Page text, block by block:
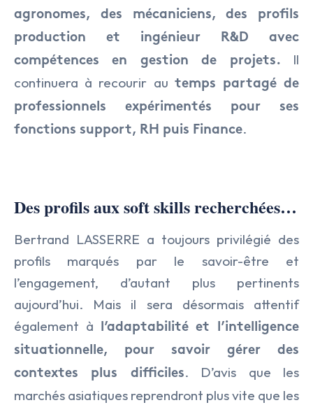
agronomes, des mécaniciens, des profils
production et ingénieur R&D avec
compétences en gestion de projets.
Il
continuera à recourir au temps partagé de
professionnels expérimentés pour ses
fonctions support, RH puis Finance.
Des profils aux soft skills recherchées…
Bertrand LASSERRE a toujours privilégié des
profils marqués par le savoir-être et
l’engagement, d’autant plus pertinents
aujourd’hui. Mais il sera désormais attentif
également à
l’adaptabilité et l’intelligence
situationnelle, pour savoir gérer des
contextes plus difficiles. D’avis que les
marchés asiatiques reprendront plus vite que les